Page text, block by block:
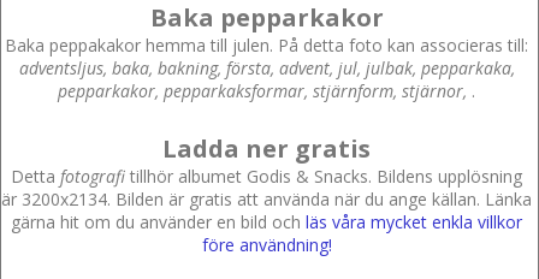
Baka pepparkakor
Baka peppakakor hemma till julen. På detta foto kan associeras till:
adventsljus, baka, bakning, första, advent, jul, julbak, pepparkaka,
pepparkakor, pepparkaksformar, stjärnform, stjärnor, .
Ladda ner gratis
Dettafotografi tillhör albumet Godis & Snacks. Bildens upplösning
är 3200x2134. Bilden är gratis att använda när du ange källan. Länka
gärna hit om du använder en bild ochläs våra mycket enkla villkor
före användning!